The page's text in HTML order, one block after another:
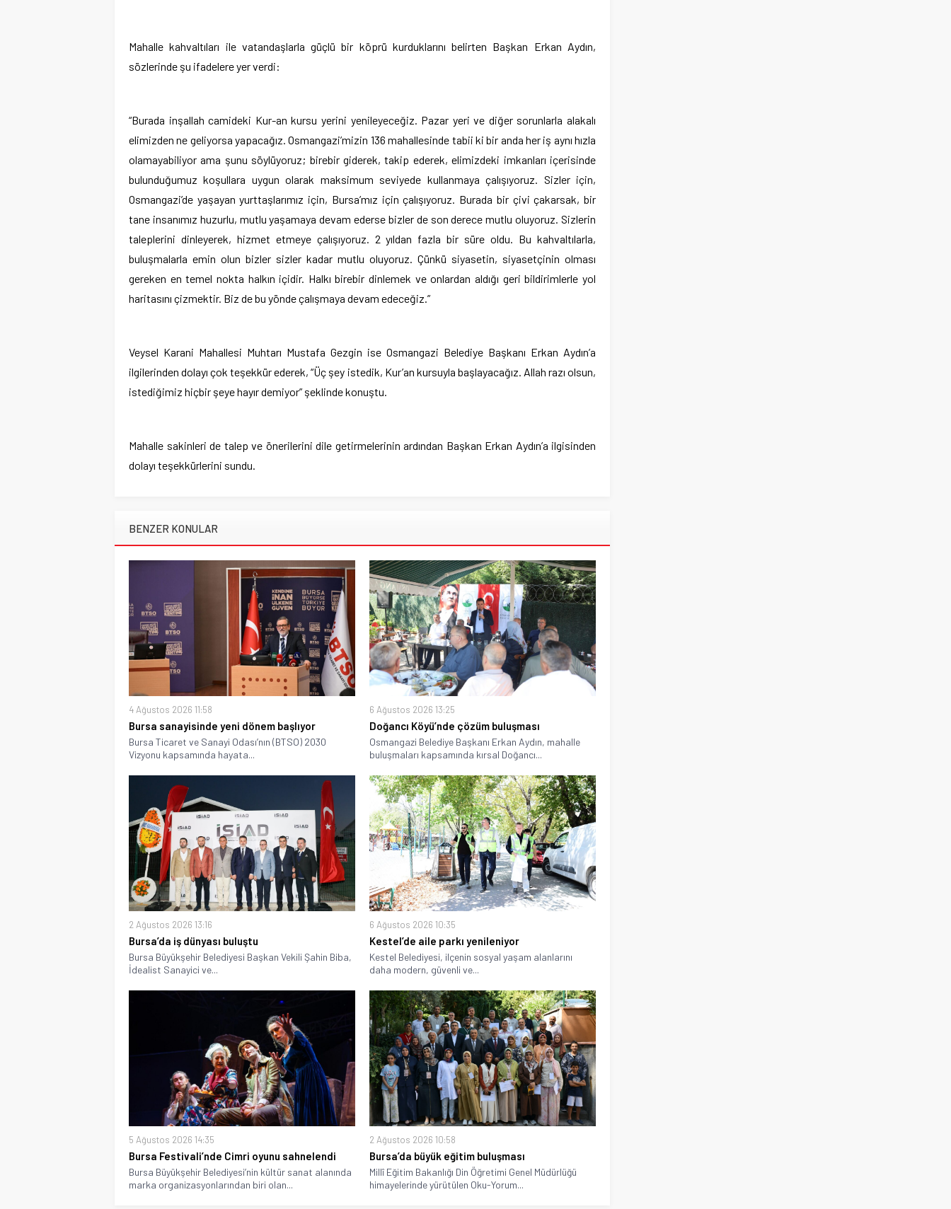
Mahalle kahvaltıları ile vatandaşlarla güçlü bir köprü kurduklarını belirten Başkan Erkan Aydın,
sözlerinde şu ifadelere yer verdi:
“Burada inşallah camideki Kur-an kursu yerini yenileyeceğiz. Pazar yeri ve diğer sorunlarla alakalı
elimizden ne geliyorsa yapacağız. Osmangazi’mizin 136 mahallesinde tabii ki bir anda her iş aynı hızla
olamayabiliyor ama şunu söylüyoruz; birebir giderek, takip ederek, elimizdeki imkanları içerisinde
bulunduğumuz koşullara uygun olarak maksimum seviyede kullanmaya çalışıyoruz. Sizler için,
Osmangazi’de yaşayan yurttaşlarımız için, Bursa’mız için çalışıyoruz. Burada bir çivi çakarsak, bir
tane insanımız huzurlu, mutlu yaşamaya devam ederse bizler de son derece mutlu oluyoruz. Sizlerin
taleplerini dinleyerek, hizmet etmeye çalışıyoruz. 2 yıldan fazla bir süre oldu. Bu kahvaltılarla,
buluşmalarla emin olun bizler sizler kadar mutlu oluyoruz. Çünkü siyasetin, siyasetçinin olması
gereken en temel nokta halkın içidir. Halkı birebir dinlemek ve onlardan aldığı geri bildirimlerle yol
haritasını çizmektir. Biz de bu yönde çalışmaya devam edeceğiz.”
Veysel Karani Mahallesi Muhtarı Mustafa Gezgin ise Osmangazi Belediye Başkanı Erkan Aydın’a
ilgilerinden dolayı çok teşekkür ederek, “Üç şey istedik, Kur’an kursuyla başlayacağız. Allah razı olsun,
istediğimiz hiçbir şeye hayır demiyor” şeklinde konuştu.
Mahalle sakinleri de talep ve önerilerini dile getirmelerinin ardından Başkan Erkan Aydın’a ilgisinden
dolayı teşekkürlerini sundu.
BENZER KONULAR
4 Ağustos 2026 11:58
Bursa sanayisinde yeni dönem başlıyor
Bursa Ticaret ve Sanayi Odası’nın (BTSO) 2030
Vizyonu kapsamında hayata...
6 Ağustos 2026 13:25
Doğancı Köyü’nde çözüm buluşması
Osmangazi Belediye Başkanı Erkan Aydın, mahalle
buluşmaları kapsamında kırsal Doğancı...
2 Ağustos 2026 13:16
Bursa’da iş dünyası buluştu
Bursa Büyükşehir Belediyesi Başkan Vekili Şahin Biba,
İdealist Sanayici ve...
6 Ağustos 2026 10:35
Kestel’de aile parkı yenileniyor
Kestel Belediyesi, ilçenin sosyal yaşam alanlarını
daha modern, güvenli ve...
5 Ağustos 2026 14:35
Bursa Festivali’nde Cimri oyunu sahnelendi
Bursa Büyükşehir Belediyesi’nin kültür sanat alanında
marka organizasyonlarından biri olan...
2 Ağustos 2026 10:58
Bursa’da büyük eğitim buluşması
Millî Eğitim Bakanlığı Din Öğretimi Genel Müdürlüğü
himayelerinde yürütülen Oku-Yorum...